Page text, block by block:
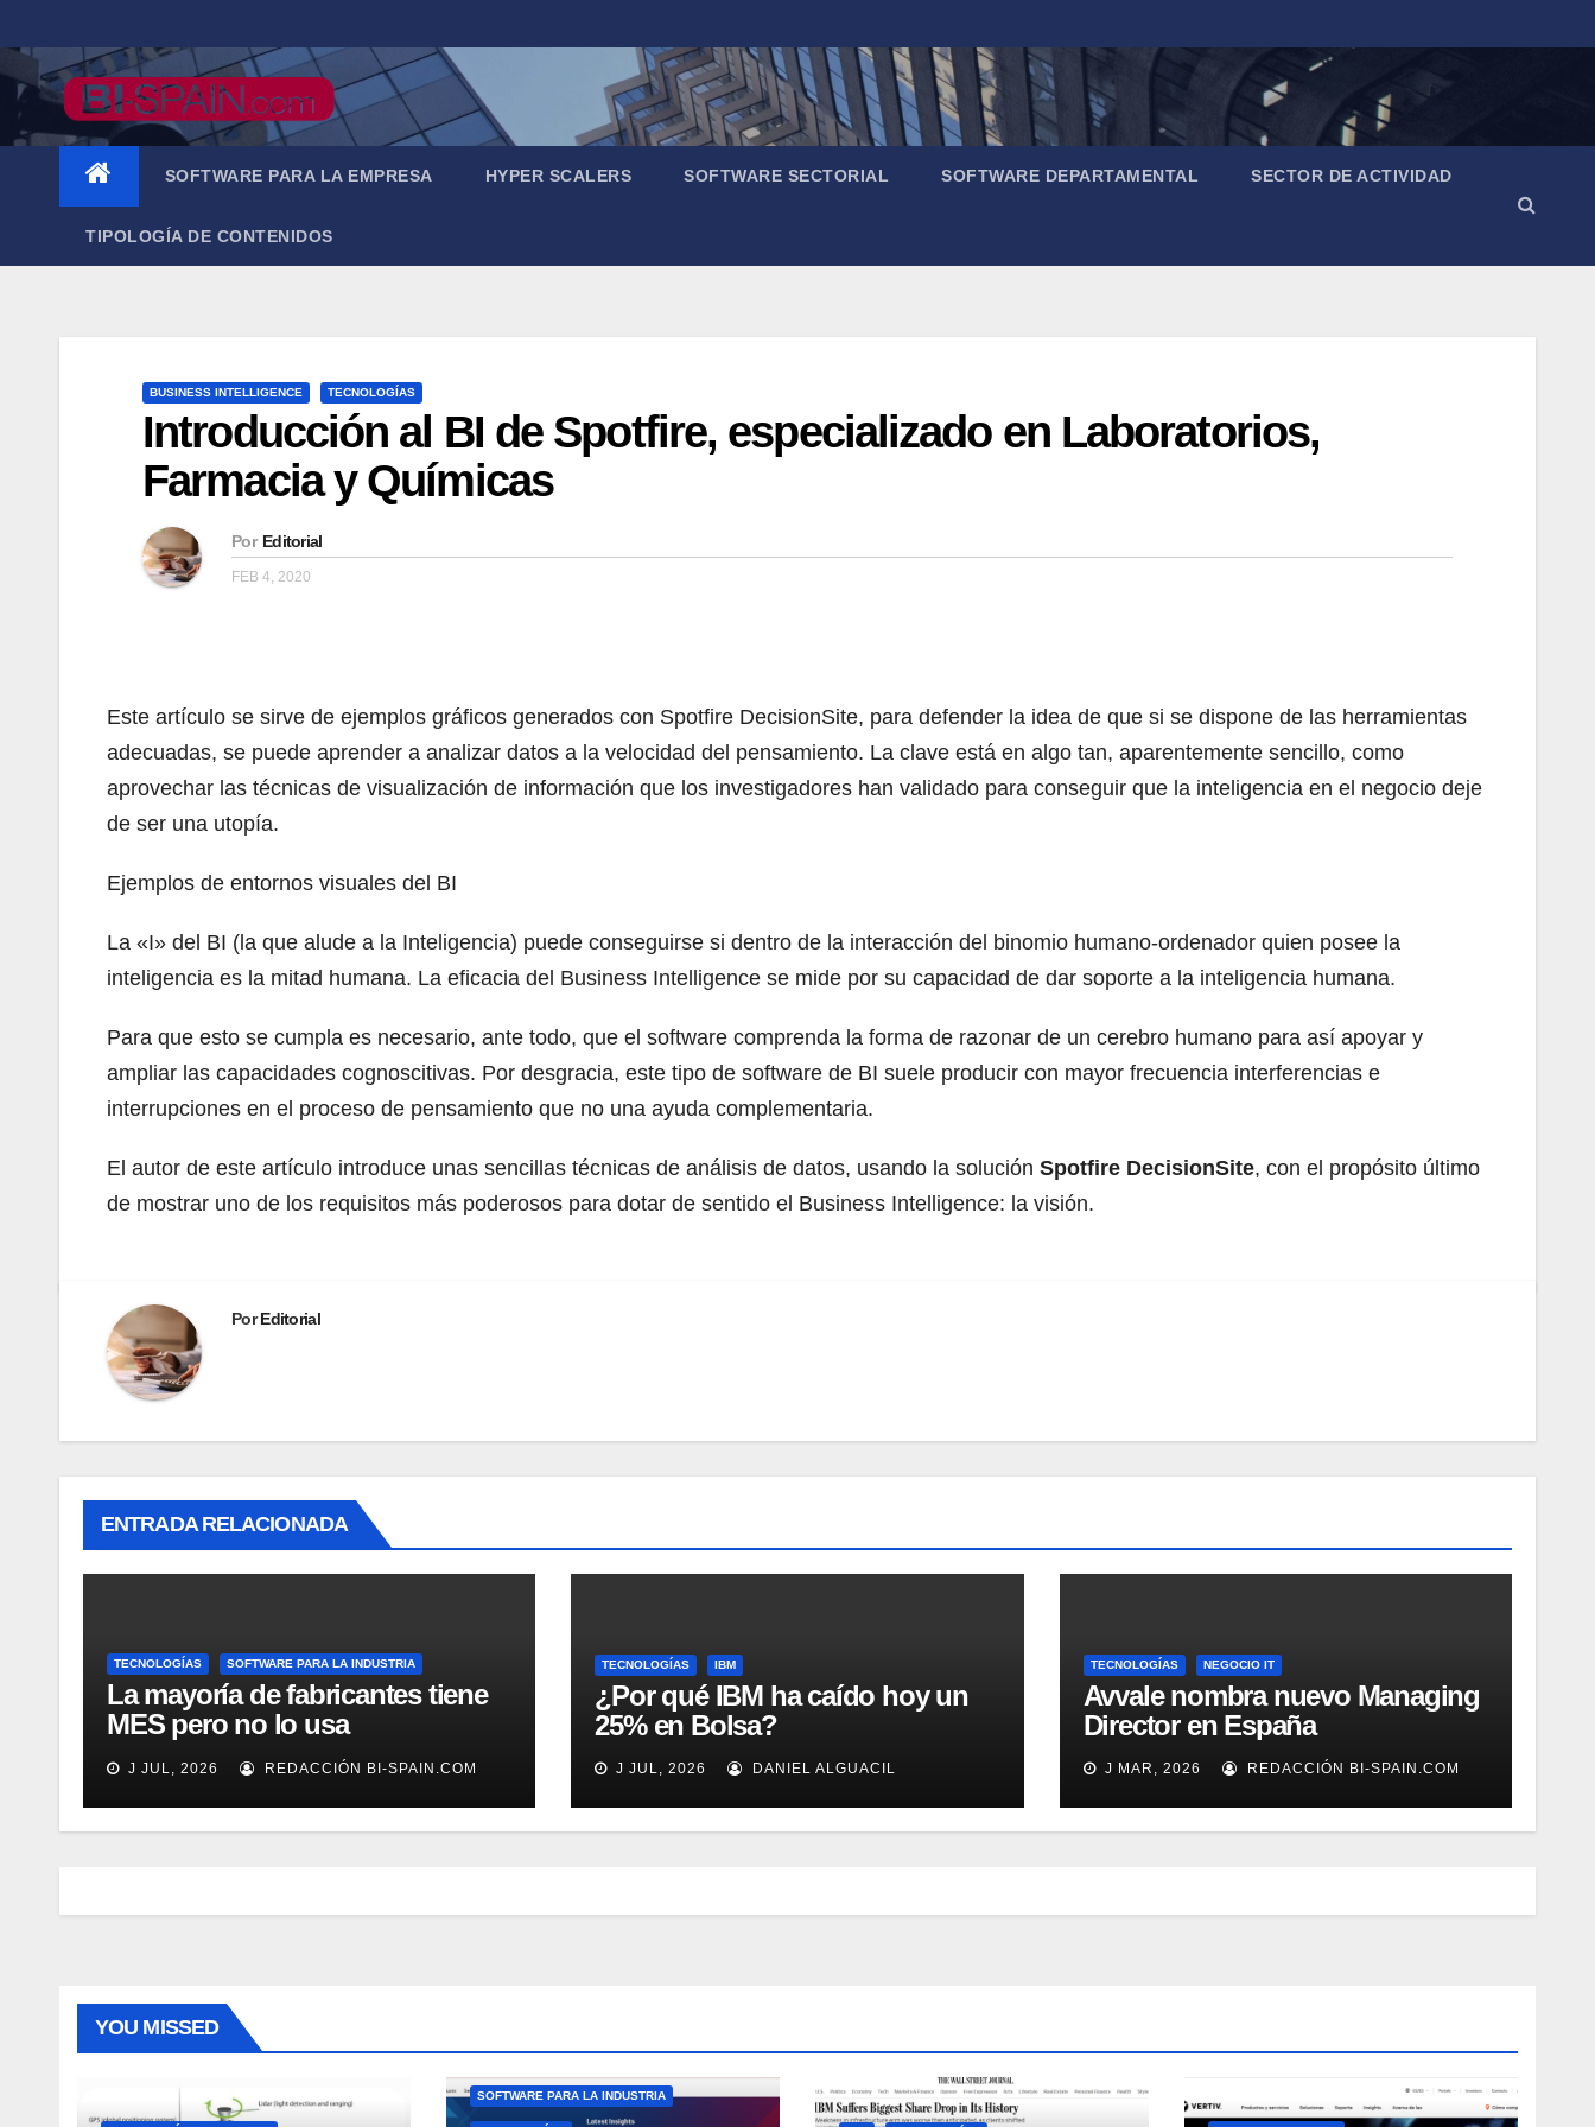
al
contenido
SOFTWARE PARA LA EMPRESA HYPER SCALERS SOFTWARE SECTORIAL SOFTWARE DEPARTAMENTAL SECTOR DE ACTIVIDAD
TIPOLOGÍA DE CONTENIDOS
BUSINESS INTELLIGENCE TECNOLOGÍAS
Introducción al BI de Spotfire, especializado en Laboratorios,
Farmacia y Químicas
Por Editorial
FEB 4, 2020
Este artículo se sirve de ejemplos gráficos generados con Spotfire DecisionSite, para defender la idea de que si se dispone de las herramientas
adecuadas, se puede aprender a analizar datos a la velocidad del pensamiento. La clave está en algo tan, aparentemente sencillo, como
aprovechar las técnicas de visualización de información que los investigadores han validado para conseguir que la inteligencia en el negocio deje
de ser una utopía.
Ejemplos de entornos visuales del BI
La «I» del BI (la que alude a la Inteligencia) puede conseguirse si dentro de la interacción del binomio humano-ordenador quien posee la
inteligencia es la mitad humana. La eficacia del Business Intelligence se mide por su capacidad de dar soporte a la inteligencia humana.
Para que esto se cumpla es necesario, ante todo, que el software comprenda la forma de razonar de un cerebro humano para así apoyar y
ampliar las capacidades cognoscitivas. Por desgracia, este tipo de software de BI suele producir con mayor frecuencia interferencias e
interrupciones en el proceso de pensamiento que no una ayuda complementaria.
El autor de este artículo introduce unas sencillas técnicas de análisis de datos, usando la solución Spotfire DecisionSite, con el propósito último
de mostrar uno de los requisitos más poderosos para dotar de sentido el Business Intelligence: la visión.
PorEditorial
ENTRADA RELACIONADA
TECNOLOGÍAS SOFTWARE PARA LA INDUSTRIA
La mayoría de fabricantes tiene
MES pero no lo usa
adecuadamente, según Rockwell
Automation
J JUL, 2026 REDACCIÓN BI-SPAIN.COM
TECNOLOGÍAS IBM
¿Por qué IBM ha caído hoy un
25% en Bolsa?
J JUL, 2026 DANIEL ALGUACIL
TECNOLOGÍAS NEGOCIO IT
Avvale nombra nuevo Managing
Director en España
J MAR, 2026 REDACCIÓN BI-SPAIN.COM
YOU MISSED
SOFTWARE PARA LA INDUSTRIA